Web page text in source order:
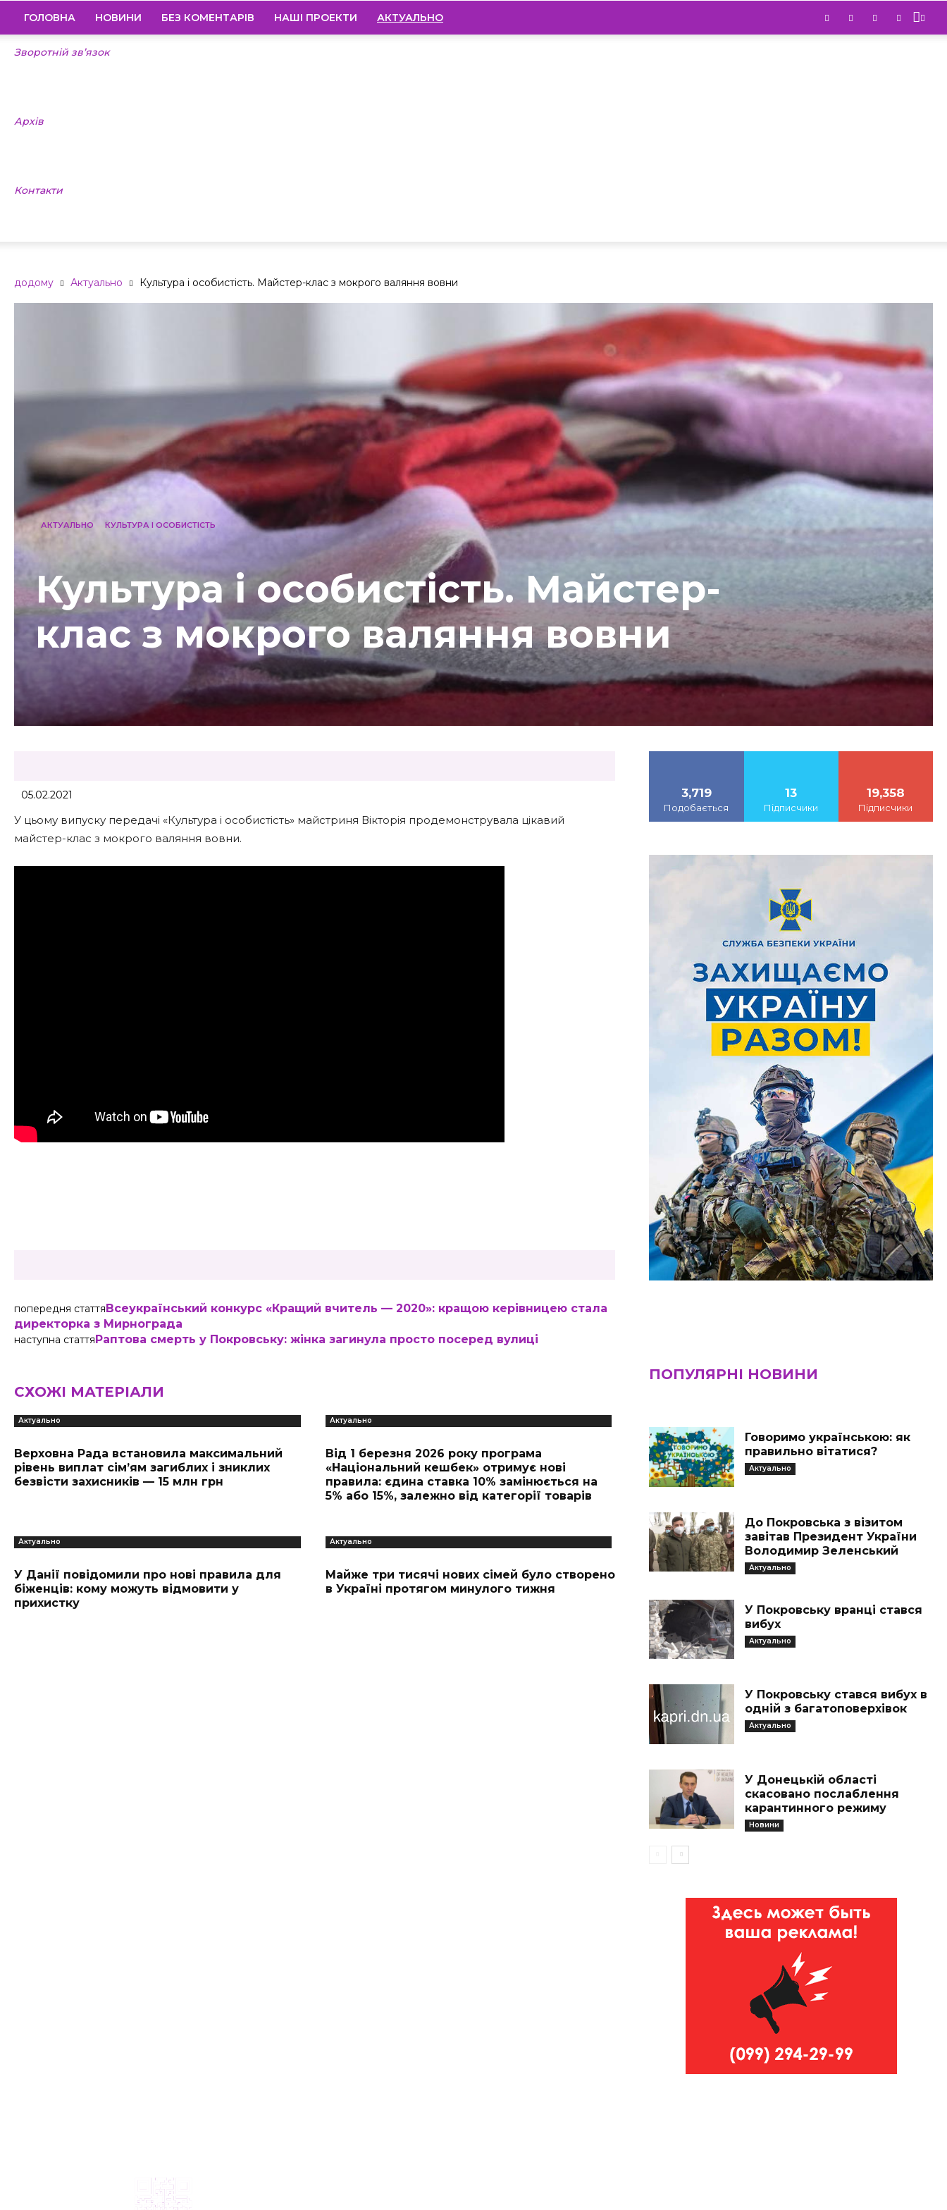
ГОЛОВНА НОВИНИ БЕЗ КОМЕНТАРІВ НАШІ ПРОЕКТИ АКТУАЛЬНО
Зворотній зв’язок
Архів
Контакти
додому Актуально Культура і особистість. Майстер-клас з мокрого валяння вовни
АКТУАЛЬНО КУЛЬТУРА І ОСОБИСТІСТЬ
Культура і особистість. Майстер-
клас з мокрого валяння вовни
05.02.2021
У цьому випуску передачі «Культура і особистість» майстриня Вікторія продемонструвала цікавий
майстер-клас з мокрого валяння вовни.
попередня статтяВсеукраїнський конкурс «Кращий вчитель — 2020»: кращою керівницею стала
директорка з Мирнограда
наступна статтяРаптова смерть у Покровську: жінка загинула просто посеред вулиці
СХОЖІ МАТЕРІАЛИ
Актуально
Верховна Рада встановила максимальний
рівень виплат сім’ям загиблих і зниклих
безвісти захисників — 15 млн грн
Актуально
Від 1 березня 2026 року програма
«Національний кешбек» отримує нові
правила: єдина ставка 10% замінюється на
5% або 15%, залежно від категорії товарів
Актуально
У Данії повідомили про нові правила для
біженців: кому можуть відмовити у
прихистку
Актуально
Майже три тисячі нових сімей було створено
в Україні протягом минулого тижня
3,719
Подобається
13
Підписчики
19,358
Підписчики
ПОПУЛЯРНІ НОВИНИ
Говоримо українською: як
правильно вітатися?
Актуально
До Покровська з візитом
завітав Президент України
Володимир Зеленський
Актуально
У Покровську вранці стався
вибух
Актуально
У Покровську стався вибух в
одній з багатоповерхівок
Актуально
У Донецькій області
скасовано послаблення
карантинного режиму
Новини